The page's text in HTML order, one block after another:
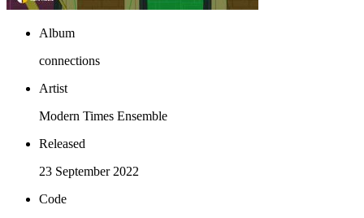
Album
connections
Artist
Modern Times Ensemble
Released
23 September 2022
Code